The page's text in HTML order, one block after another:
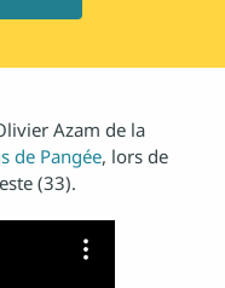
Azam de la
de Pangée, lors de
(33).